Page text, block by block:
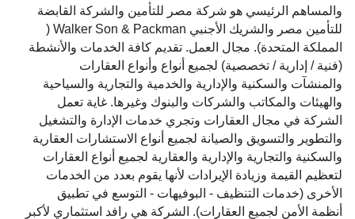
والمساهم الرئيسي هو شركة مصر للتأمين والشركة القابضة
للتأمين مصر والشريك الأجنبي Walker Son & Packman (
المملكة المتحدة). مجال العمل. تقديم كافة الخدمات والأنشطة
(فنية / إدارية / تخصصية) لجميع أنواع وأنواع العقارات
والمنشآت والسكنية والإدارية والخدمية والتجارية والسياحية
والهيئات والمكاتب والشركات والبنوك وغيرها. غاية تعمل
الشركة في مجال العقارات وتجري خدمات الإدارة والتشغيل
والتطوير والتسويق والصيانة لجميع أنواع الاستشارات العقارية
والسكنية والتجارية والإدارية والعقارية لجميع أنواع العقارات
لتعظيم القيمة وزيادة الإيرادات لأنها يقوم بعدد من الخدمات
الأخرى (خدمات التنظيف - البوفيهات - التوسع في تطبيق
أنظمة الأمن لجميع العقارات). الشركة هي رافد استثماري لأكبر